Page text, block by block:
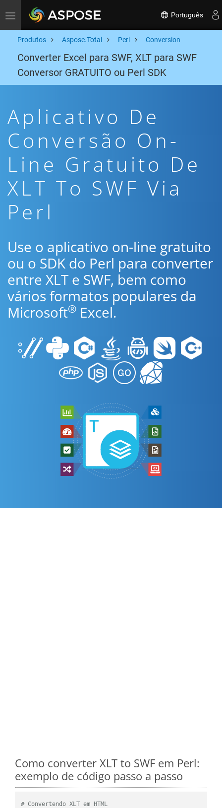
Toggle navigation Português
Produtos Aspose.Total Perl Conversion
Converter Excel para SWF, XLT para SWF
Conversor GRATUITO ou Perl SDK
Aplicativo De
Conversão On-
Line Gratuito De
XLT To SWF Via
Perl
Use o aplicativo on-line gratuito
ou o SDK do Perl para converter
entre XLT e SWF, bem como
vários formatos populares da
Microsoft® Excel.
Como converter XLT to SWF em Perl:
exemplo de código passo a passo
# Convertendo XLT em HTML